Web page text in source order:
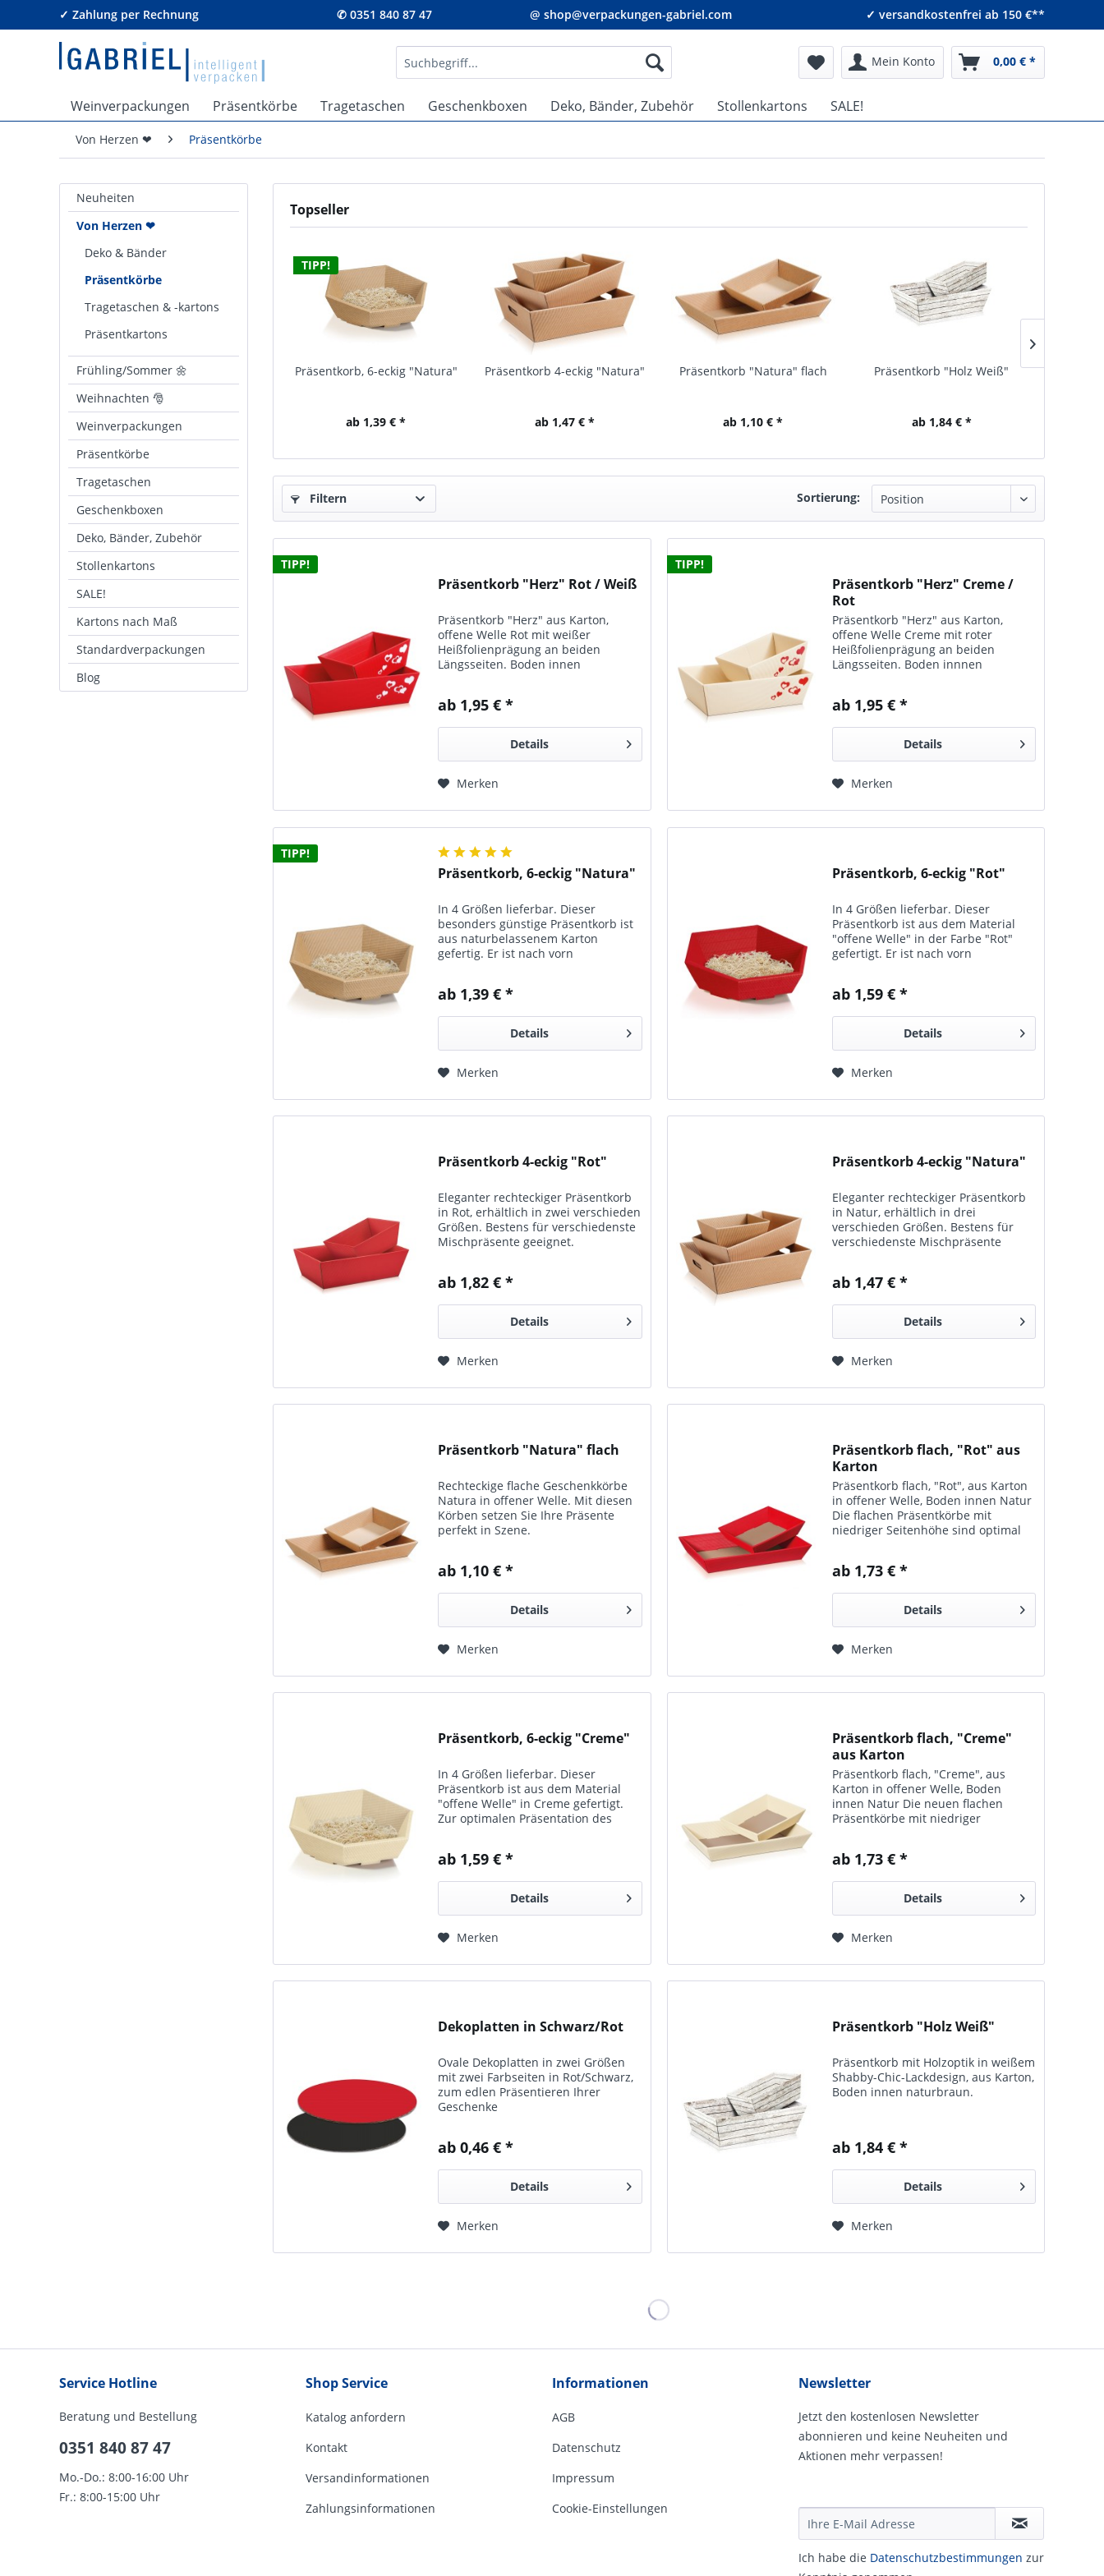
✓ Zahlung per Rechnung ✆ 0351 840 87 47 @ shop@verpackungen-gabriel.com ✓ versandkostenfrei ab 150 €**
Mein Konto 0,00 € *
Weinverpackungen Präsentkörbe Tragetaschen Geschenkboxen Deko, Bänder, Zubehör Stollenkartons SALE!
Von Herzen ❤ Präsentkörbe
Neuheiten
Von Herzen ❤
Deko & Bänder
Präsentkörbe
Tragetaschen & -kartons
Präsentkartons
Frühling/Sommer 🌼
Weihnachten 🎅
Weinverpackungen
Präsentkörbe
Tragetaschen
Geschenkboxen
Deko, Bänder, Zubehör
Stollenkartons
SALE!
Kartons nach Maß
Standardverpackungen
Blog
Topseller
TIPP!
Präsentkorb, 6-eckig "Natura"
ab 1,39 € *
Präsentkorb 4-eckig "Natura"
ab 1,47 € *
Präsentkorb "Natura" flach
ab 1,10 € *
Präsentkorb "Holz Weiß"
ab 1,84 € *
Filtern Sortierung:
TIPP!
Präsentkorb "Herz" Rot / Weiß
Präsentkorb "Herz" aus Karton,
offene Welle Rot mit weißer
Heißfolienprägung an beiden
Längsseiten. Boden innen
gemessen) kleiner Korb: 19,8 x 14,8 x
9,5 cm mittlerer Korb: 33,6 x...
ab 1,95 € *
Details
Merken
TIPP!
Präsentkorb "Herz" Creme /
Rot
Präsentkorb "Herz" aus Karton,
offene Welle Creme mit roter
Heißfolienprägung an beiden
Längsseiten. Boden innnen
Boden gemessen): kleiner Korb: 19,8
x 14,8 x 9,5 cm mittlerer Korb:...
ab 1,95 € *
Details
Merken
TIPP!
Präsentkorb, 6-eckig "Natura"
In 4 Größen lieferbar. Dieser
besonders günstige Präsentkorb ist
aus naturbelassenem Karton
gefertig. Er ist nach vorn
ab 1,39 € *
Details
Merken
Präsentkorb, 6-eckig "Rot"
In 4 Größen lieferbar. Dieser
Präsentkorb ist aus dem Material
"offene Welle" in der Farbe "Rot"
gefertigt. Er ist nach vorn
ab 1,59 € *
Details
Merken
Präsentkorb 4-eckig "Rot"
Eleganter rechteckiger Präsentkorb
in Rot, erhältlich in zwei verschieden
Größen. Bestens für verschiedenste
Mischpräsente geeignet.
ab 1,82 € *
Details
Merken
Präsentkorb 4-eckig "Natura"
Eleganter rechteckiger Präsentkorb
in Natur, erhältlich in drei
verschieden Größen. Bestens für
verschiedenste Mischpräsente
ab 1,47 € *
Details
Merken
Präsentkorb "Natura" flach
Rechteckige flache Geschenkkörbe
Natura in offener Welle. Mit diesen
Körben setzen Sie Ihre Präsente
perfekt in Szene.
ab 1,10 € *
Details
Merken
Präsentkorb flach, "Rot" aus
Karton
Präsentkorb flach, "Rot", aus Karton
in offener Welle, Boden innen Natur
Die flachen Präsentkörbe mit
niedriger Seitenhöhe sind optimal
Variante zudem für 3 kleine...
ab 1,73 € *
Details
Merken
Präsentkorb, 6-eckig "Creme"
In 4 Größen lieferbar. Dieser
Präsentkorb ist aus dem Material
"offene Welle" in Creme gefertigt.
Zur optimalen Präsentation des
ab 1,59 € *
Details
Merken
Präsentkorb flach, "Creme"
aus Karton
Präsentkorb flach, "Creme", aus
Karton in offener Welle, Boden
innen Natur Die neuen flachen
Präsentkörbe mit niedriger
Neben Mischpräsenten ist die kleine
Variante zudem für 3...
ab 1,73 € *
Details
Merken
Dekoplatten in Schwarz/Rot
Ovale Dekoplatten in zwei Größen
mit zwei Farbseiten in Rot/Schwarz,
zum edlen Präsentieren Ihrer
Geschenke
ab 0,46 € *
Details
Merken
Präsentkorb "Holz Weiß"
Präsentkorb mit Holz­optik in weißem
Shabby-Chic-Lack­design, aus Karton,
Boden innen natur­braun.
ab 1,84 € *
Details
Merken
Service Hotline
Beratung und Bestellung
0351 840 87 47
Mo.-Do.: 8:00-16:00 Uhr
Fr.: 8:00-15:00 Uhr
Shop Service
Katalog anfordern
Kontakt
Versandinformationen
Zahlungsinformationen
Informationen
AGB
Datenschutz
Impressum
Cookie-Einstellungen
Newsletter
Jetzt den kostenlosen Newsletter
abonnieren und keine Neuheiten und
Aktionen mehr verpassen!
Ich habe die Daten­schutz­be­stim­mungen zur